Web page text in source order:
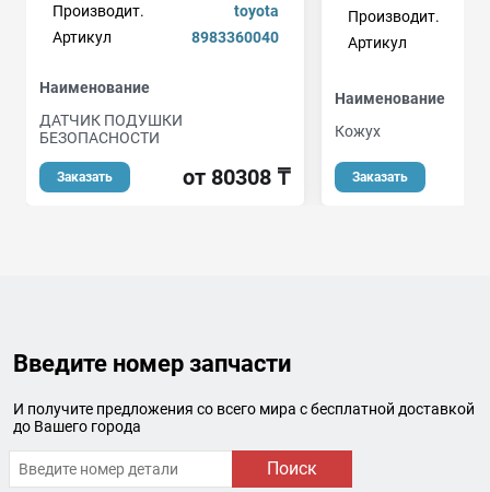
Производит.
toyota
Артикул
8983360040
Наименование
ДАТЧИК ПОДУШКИ
БЕЗОПАСНОСТИ
Заказать от 80308 ₸
Производит.
Артикул
Наименование
Кожух
Заказать
Введите номер запчасти
И получите предложения со всего мира с бесплатной доставкой
до Вашего города
Поиск